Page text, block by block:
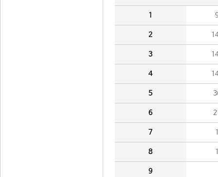
1
2
3
4
5
6
7
8
9